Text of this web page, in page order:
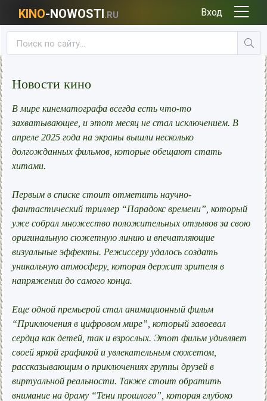
KINO-NOWOSTI.RU Вход
Новости кино
В мире кинематографа всегда есть что-то
захватывающее, и этот месяц не стал исключением. В
апреле 2025 года на экраны вышли несколько
долгожданных фильмов, которые обещают стать
хитами.
Первым в списке стоит отметить научно-
фантастический триллер “Парадокс времени”, который
уже собрал множество положительных отзывов за свою
оригинальную сюжетную линию и впечатляющие
визуальные эффекты. Режиссеру удалось создать
уникальную атмосферу, которая держит зрителя в
напряжении до самого конца.
Еще одной премьерой стал анимационный фильм
“Приключения в цифровом мире”, который завоевал
сердца как детей, так и взрослых. Этот фильм удивляет
своей яркой графикой и увлекательным сюжетом,
рассказывающим о приключениях группы друзей в
виртуальной реальности. Также стоит обратить
внимание на драму “Тени прошлого”, которая глубоко